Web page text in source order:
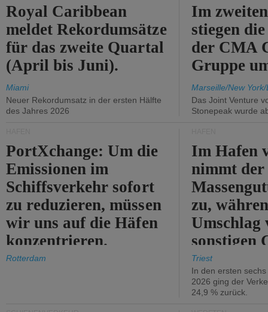
Royal Caribbean
meldet Rekordumsätze
für das zweite Quartal
(April bis Juni).
Miami
Neuer Rekordumsatz in der ersten Hälfte
des Jahres 2026
Im
stiegen
der CMA
Gruppe
Marseille/New
Das Joint Venture
Stonepeak wurde
PortXchange: Um die
Emissionen im
Schiffsverkehr sofort
zu reduzieren, müssen
wir uns auf die Häfen
konzentrieren.
Rotterdam
Im Hafen
nimmt der
zu,
Umschlag
sonstigen
abnimmt.
Triest
In den ersten
2026 ging der
24,9 % zurück.